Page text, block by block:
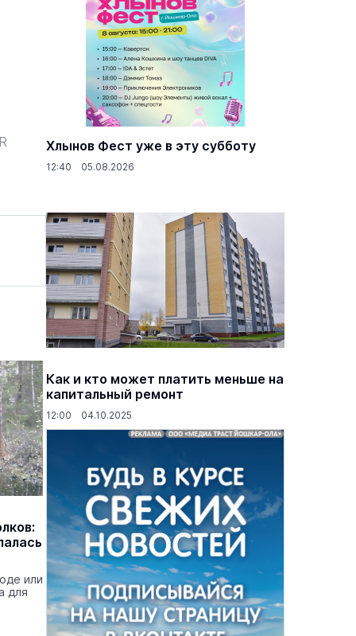
или
для
Хлынов Фест уже в эту субботу
12:40 05.08.2026
Как и кто может платить меньше на
капитальный ремонт
12:00 04.10.2025